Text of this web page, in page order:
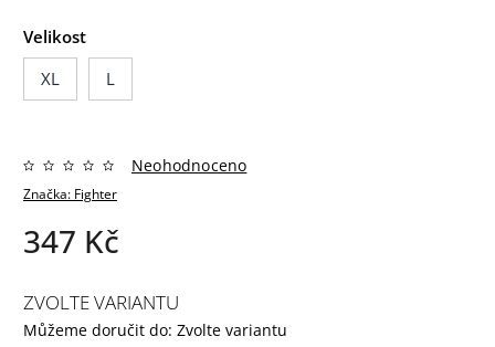
Velikost
XL
L
Značka: Fighter
Neohodnoceno
347 Kč
ZVOLTE VARIANTU
Můžeme doručit do: Zvolte variantu